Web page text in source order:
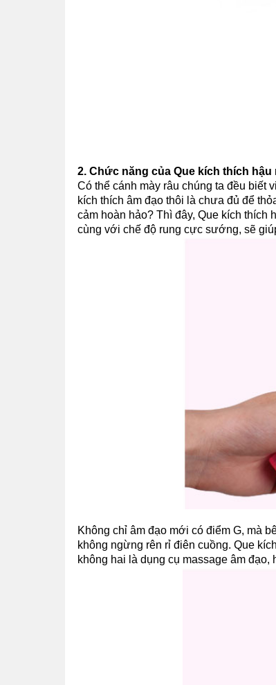
2. Chức năng của Que kích thích
Có thể cánh mày râu chúng ta đều biết
kích thích âm đạo thôi là chưa đủ để
cảm hoàn hảo? Thì đây, Que kích thích
cùng với chế độ rung cực sướng, sẽ
Không chỉ âm đạo mới có điểm G, mà
không ngừng rên rỉ điên cuồng. Que
không hai là dụng cụ massage âm